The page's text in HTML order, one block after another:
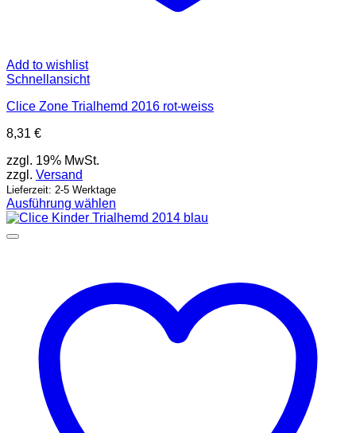
Add to wishlist
Schnellansicht
Clice Zone Trialhemd 2016 rot-weiss
8,31 €
zzgl. 19% MwSt.
zzgl. Versand
Lieferzeit: 2-5 Werktage
Ausführung wählen
Dieses
Produkt
Optionen
können
Produktseite
gewählt
werden